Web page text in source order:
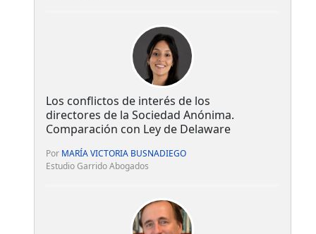
Los conflictos de interés de los
directores de la Sociedad Anónima.
Comparación con Ley de Delaware
Por MARÍA VICTORIA BUSNADIEGO
Estudio Garrido Abogados